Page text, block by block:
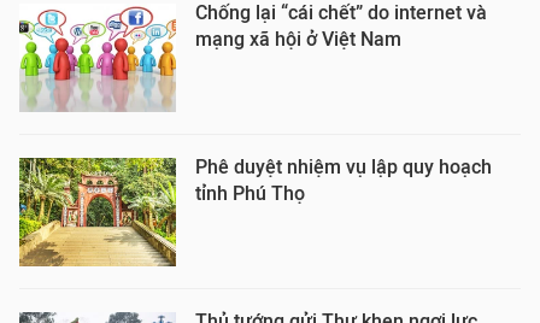
Chống lại “cái chết” do internet và
mạng xã hội ở Việt Nam
Phê duyệt nhiệm vụ lập quy hoạch
tỉnh Phú Thọ